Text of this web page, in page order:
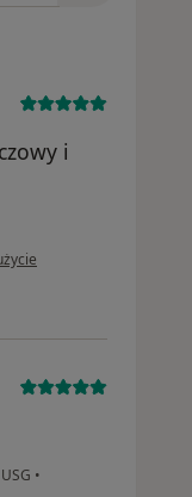
i
BZ
•